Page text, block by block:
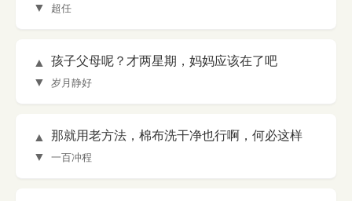
▼
超任
▲
▼
孩子父母呢？才两星期，妈妈应该在了吧
岁月静好
▲
▼
那就用老方法，棉布洗干净也行啊，何必这样
一百冲程